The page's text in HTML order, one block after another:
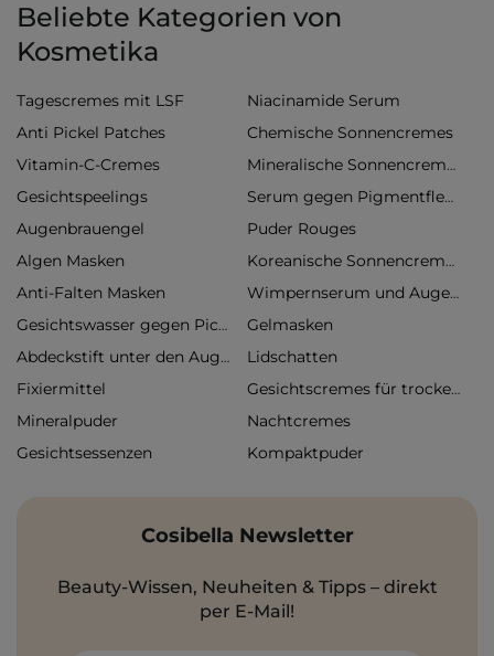
Beliebte Kategorien von
Kosmetika
Tagescremes mit LSF
Niacinamide Serum
Anti Pickel Patches
Chemische Sonnencremes
Vitamin-C-Cremes
Mineralische Sonnencremes
Gesichtspeelings Serum gegen Pigmentflecken
Augenbrauengel
Puder Rouges
Algen Masken
Koreanische Sonnencremes
Anti-Falten Masken
Wimpernserum und Augenbrauenserum
Gesichtswasser gegen Pickel
Gelmasken
Abdeckstift unter den Augen
Lidschatten
Fixiermittel
Gesichtscremes für trockene Haut
Mineralpuder
Nachtcremes
Gesichtsessenzen
Kompaktpuder
Cosibella Newsletter
Beauty-Wissen, Neuheiten & Tipps – direkt
per E-Mail!